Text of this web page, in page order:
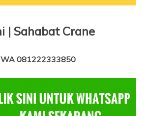
| Sahabat Crane
WA 081222333850